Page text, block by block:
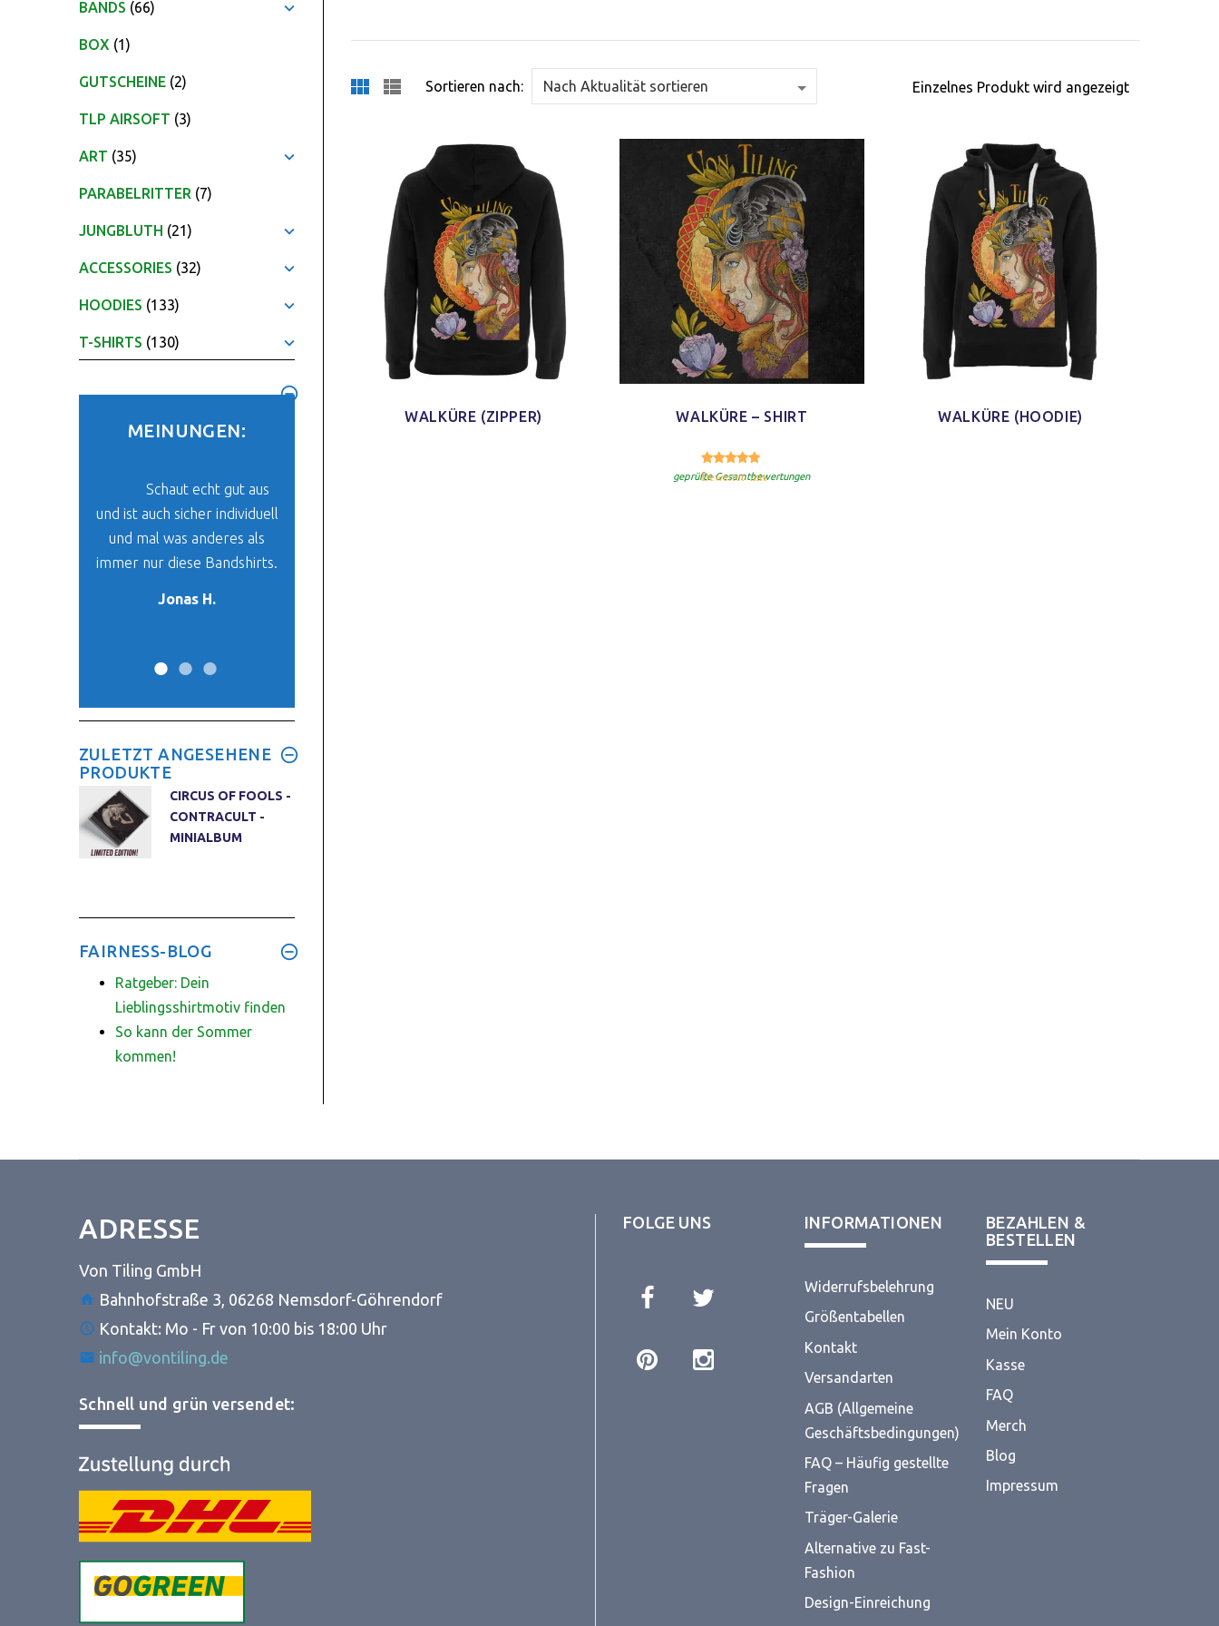
BANDS (66)
BOX (1)
GUTSCHEINE (2)
TLP AIRSOFT (3)
ART (35)
PARABELRITTER (7)
JUNGBLUTH (21)
ACCESSORIES (32)
HOODIES (133)
T-SHIRTS (130)
MEINUNGEN:
Schaut echt gut aus
und ist auch sicher individuell
und mal was anderes als
immer nur diese Bandshirts.
Jonas H.
ZULETZT ANGESEHENE
PRODUKTE
CIRCUS OF FOOLS -
CONTRACULT -
MINIALBUM
FAIRNESS-BLOG
Ratgeber: Dein
Lieblingsshirtmotiv finden
So kann der Sommer
kommen!
Sortieren nach: Einzelnes Produkt wird angezeigt
WALKÜRE (ZIPPER) WALKÜRE – SHIRT
Bewertet mit 5.00
geprüfte Gesamtbewertungen
WALKÜRE (HOODIE)
ADRESSE
Von Tiling GmbH
Bahnhofstraße 3, 06268 Nemsdorf-Göhrendorf
Kontakt: Mo - Fr von 10:00 bis 18:00 Uhr
info@vontiling.de
Schnell und grün versendet:
FOLGE UNS INFORMATIONEN
Widerrufsbelehrung
Größentabellen
Kontakt
Versandarten
AGB (Allgemeine
Geschäftsbedingungen)
FAQ – Häufig gestellte
Fragen
Träger-Galerie
Alternative zu Fast-
Fashion
Design-Einreichung
BEZAHLEN &
BESTELLEN
NEU
Mein Konto
Kasse
FAQ
Merch
Blog
Impressum